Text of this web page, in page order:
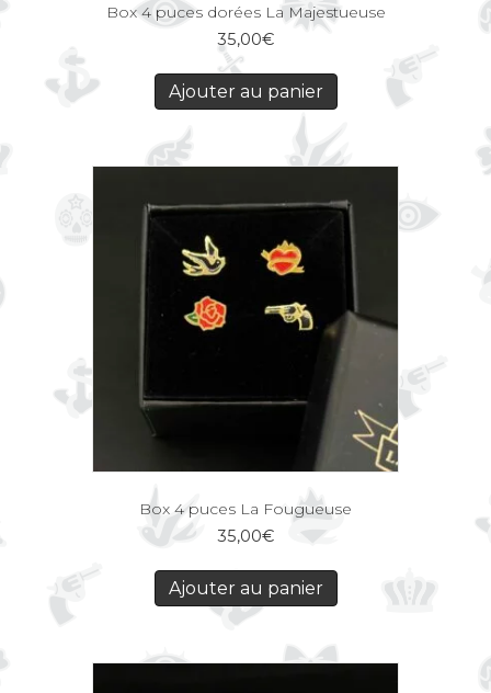
Box 4 puces dorées La Majestueuse
35,00€
Ajouter au panier
Box 4 puces La Fougueuse
35,00€
Ajouter au panier